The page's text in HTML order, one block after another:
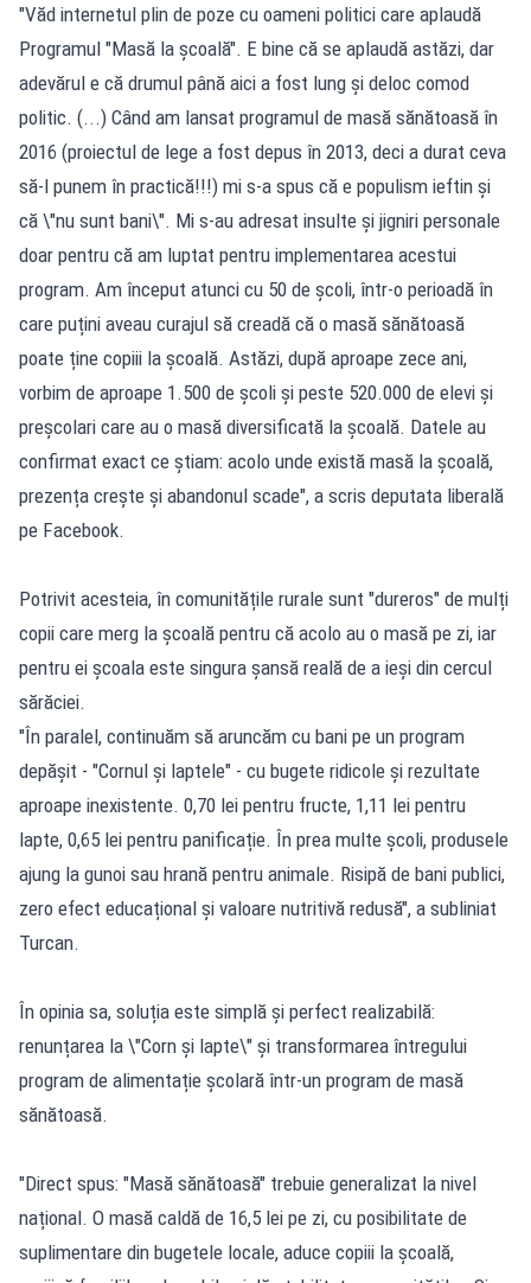
"Văd internetul plin de poze cu oameni politici care aplaudă
Programul "Masă la școală". E bine că se aplaudă astăzi, dar
adevărul e că drumul până aici a fost lung și deloc comod
politic. (...) Când am lansat programul de masă sănătoasă în
2016 (proiectul de lege a fost depus în 2013, deci a durat ceva
să-l punem în practică!!!) mi s-a spus că e populism ieftin și
că \"nu sunt bani\". Mi s-au adresat insulte și jigniri personale
doar pentru că am luptat pentru implementarea acestui
program. Am început atunci cu 50 de școli, într-o perioadă în
care puțini aveau curajul să creadă că o masă sănătoasă
poate ține copiii la școală. Astăzi, după aproape zece ani,
vorbim de aproape 1.500 de școli și peste 520.000 de elevi și
preșcolari care au o masă diversificată la școală. Datele au
confirmat exact ce știam: acolo unde există masă la școală,
prezența crește și abandonul scade", a scris deputata liberală
pe Facebook.
Potrivit acesteia, în comunitățile rurale sunt "dureros" de mulți
copii care merg la școală pentru că acolo au o masă pe zi, iar
pentru ei școala este singura șansă reală de a ieși din cercul
sărăciei.
"În paralel, continuăm să aruncăm cu bani pe un program
depășit - "Cornul și laptele" - cu bugete ridicole și rezultate
aproape inexistente. 0,70 lei pentru fructe, 1,11 lei pentru
lapte, 0,65 lei pentru panificație. În prea multe școli, produsele
ajung la gunoi sau hrană pentru animale. Risipă de bani publici,
zero efect educațional și valoare nutritivă redusă", a subliniat
Turcan.
În opinia sa, soluția este simplă și perfect realizabilă:
renunțarea la \"Corn și lapte\" și transformarea întregului
program de alimentație școlară într-un program de masă
sănătoasă.
"Direct spus: "Masă sănătoasă" trebuie generalizat la nivel
național. O masă caldă de 16,5 lei pe zi, cu posibilitate de
suplimentare din bugetele locale, aduce copiii la școală,